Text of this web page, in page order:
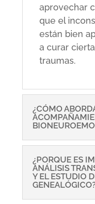
aprovechar
que el
están bien
a curar
traumas.
¿CÓMO
¿PORQUE ES
ANÁLISIS
Y EL ESTUDIO